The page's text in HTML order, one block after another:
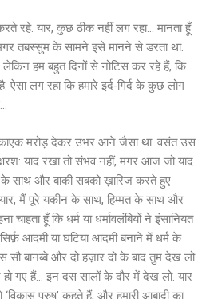
रहे. यार, कुछ ठीक नहीं लग रहा… मानता हूँ
तबस्सुम के सामने इसे मानने से डरता था.
हम बहुत दिनों से नोटिस कर रहे हैं, कि
ऐसा लग रहा कि हमारे इर्द-गिर्द के कुछ लोग
मरोड़ देकर उभर आने जैसा था. वसंत उस
याद रखा तो संभव नहीं, मगर आज जो याद
के साथ और बाकी सबको ख़ारिज करते हुए
मैं पूरे यकीन के साथ, हिम्मत के साथ और
हूँ कि धर्म या धर्मावलंबियों ने इंसानियत
आदमी या घटिया आदमी बनाने में धर्म के
सौ बानब्बे और दो हज़ार दो के बाद तुम देख लो
हो गए हैं… इन दस सालों के दौर में देख लो. यार
पुरुष’ कहते हैं, और हमारी आबादी का